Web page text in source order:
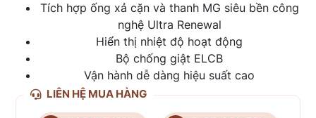
Tích hợp ống xả cặn và thanh MG siêu bền công
nghệ Ultra Renewal
Hiển thị nhiệt độ hoạt động
Bộ chống giật ELCB
Vận hành dễ dàng hiệu suất cao
LIÊN HỆ MUA HÀNG